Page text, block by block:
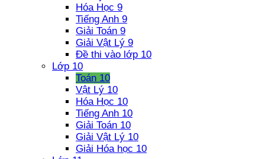
Hóa Học 9
Tiếng Anh 9
Giải Toán 9
Giải Vật Lý 9
Đề thi vào lớp 10
Lớp 10
Toán 10
Vật Lý 10
Hóa Học 10
Tiếng Anh 10
Giải Toán 10
Giải Vật Lý 10
Giải Hóa học 10